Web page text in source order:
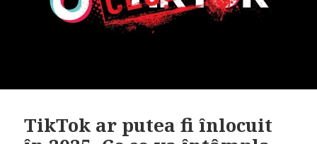
TikTok ar putea fi înlocuit